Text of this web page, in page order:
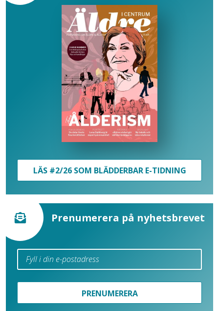
LÄS #2/26 SOM BLÄDDERBAR E-TIDNING
Prenumerera på nyhetsbrevet
PRENUMERERA